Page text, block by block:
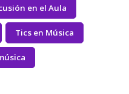
en el Aula
Tics en Música